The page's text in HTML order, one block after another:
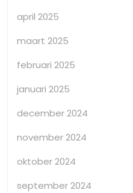
april 2025
maart 2025
februari 2025
januari 2025
december 2024
november 2024
oktober 2024
september 2024